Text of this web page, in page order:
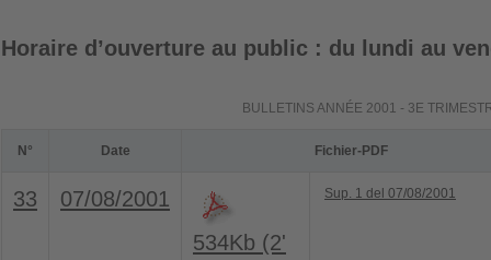
Horaire d’ouverture au public : du lundi au
BULLETINS ANNÉE 2001 - 3E
N° Date Fichier-PDF
33
07/08/2001
534Kb (2'
Sup. 1 del 07/08/2001